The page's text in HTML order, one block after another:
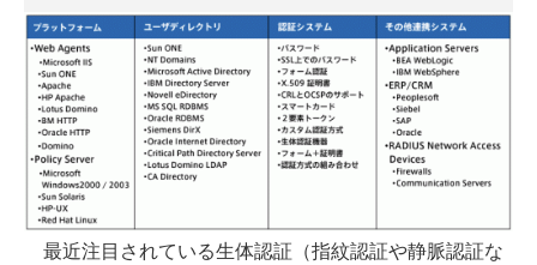
最近注目されている生体認証（指紋認証や静脈認証な